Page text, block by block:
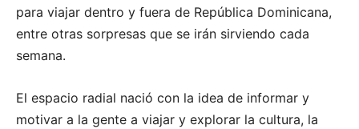
para viajar dentro y fuera de República Dominicana,
entre otras sorpresas que se irán sirviendo cada
semana.
El espacio radial nació con la idea de informar y
motivar a la gente a viajar y explorar la cultura, la